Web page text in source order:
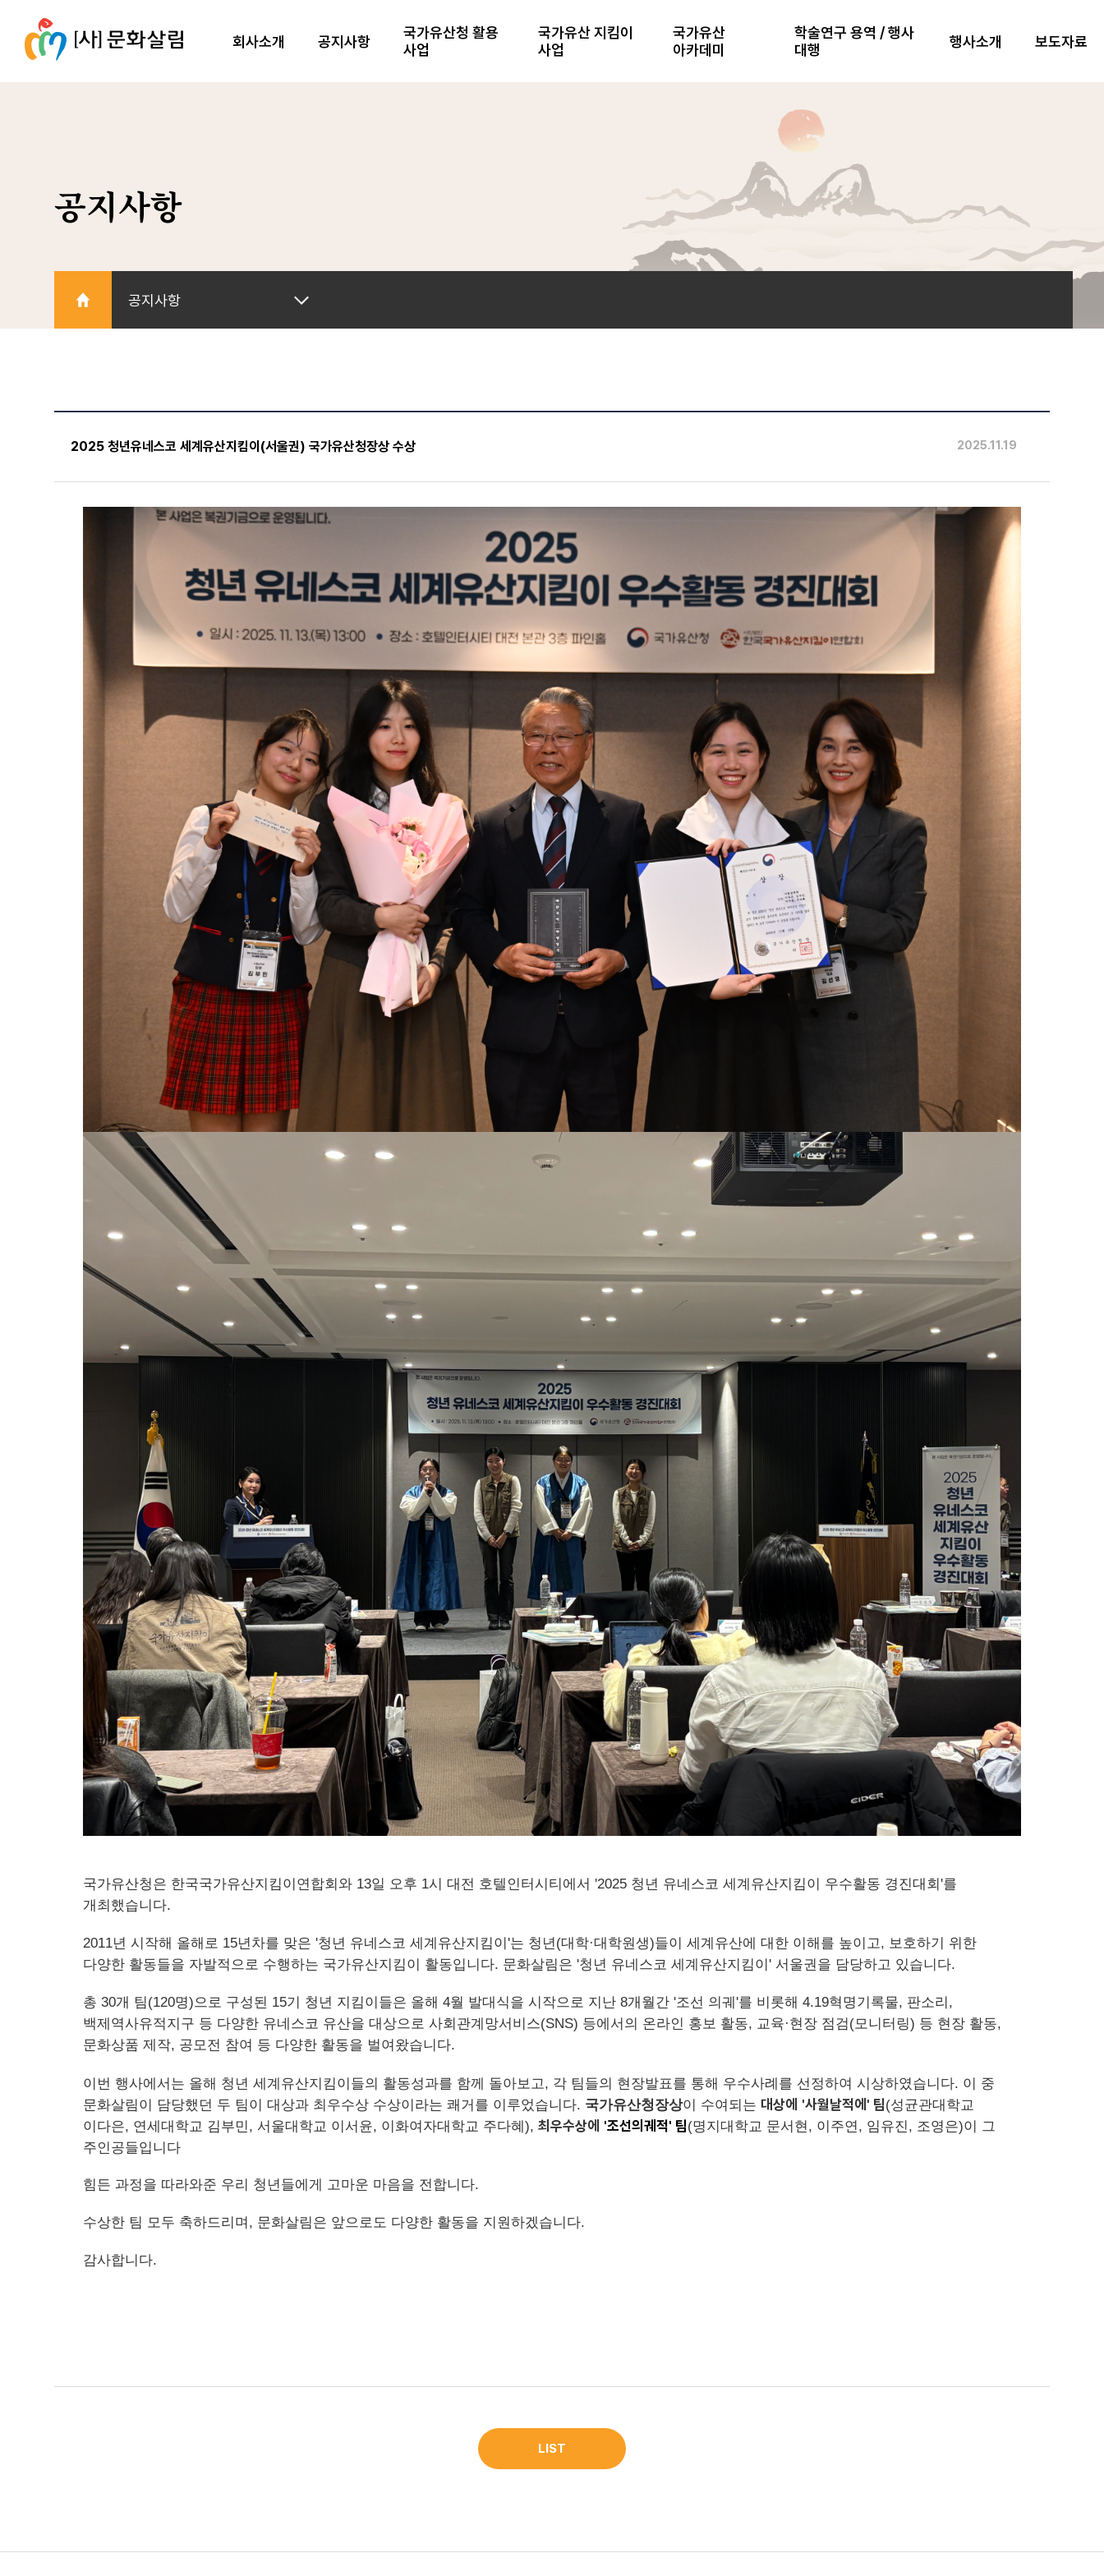
회사소개 공지사항
국가유산청 활용
사업
국가유산 지킴이
사업
국가유산
아카데미
학술연구 용역 / 행사
대행
행사소개 보도자료
공지사항
공지사항
2025 청년유네스코 세계유산지킴이(서울권) 국가유산청장상 수상 2025.11.19
국가유산청은 한국국가유산지킴이연합회와 13일 오후 1시 대전 호텔인터시티에서 '2025 청년 유네스코 세계유산지킴이 우수활동 경진대회'를
개최했습니다.
2011년 시작해 올해로 15년차를 맞은 '청년 유네스코 세계유산지킴이'는 청년(대학·대학원생)들이 세계유산에 대한 이해를 높이고, 보호하기 위한
다양한 활동들을 자발적으로 수행하는 국가유산지킴이 활동입니다. 문화살림은 '청년 유네스코 세계유산지킴이' 서울권을 담당하고 있습니다.
총 30개 팀(120명)으로 구성된 15기 청년 지킴이들은 올해 4월 발대식을 시작으로 지난 8개월간 '조선 의궤'를 비롯해 4.19혁명기록물, 판소리,
백제역사유적지구 등 다양한 유네스코 유산을 대상으로 사회관계망서비스(SNS) 등에서의 온라인 홍보 활동, 교육·현장 점검(모니터링) 등 현장 활동,
문화상품 제작, 공모전 참여 등 다양한 활동을 벌여왔습니다.
이번 행사에서는 올해 청년 세계유산지킴이들의 활동성과를 함께 돌아보고, 각 팀들의 현장발표를 통해 우수사례를 선정하여 시상하였습니다. 이 중
문화살림이 담당했던 두 팀이 대상과 최우수상 수상이라는 쾌거를 이루었습니다. 국가유산청장상이 수여되는 대상에 '사월날적에' 팀(성균관대학교
이다은, 연세대학교 김부민, 서울대학교 이서윤, 이화여자대학교 주다혜), 최우수상에 '조선의궤적' 팀(명지대학교 문서현, 이주연, 임유진, 조영은)이 그
주인공들입니다
힘든 과정을 따라와준 우리 청년들에게 고마운 마음을 전합니다.
수상한 팀 모두 축하드리며, 문화살림은 앞으로도 다양한 활동을 지원하겠습니다.
감사합니다.
LIST